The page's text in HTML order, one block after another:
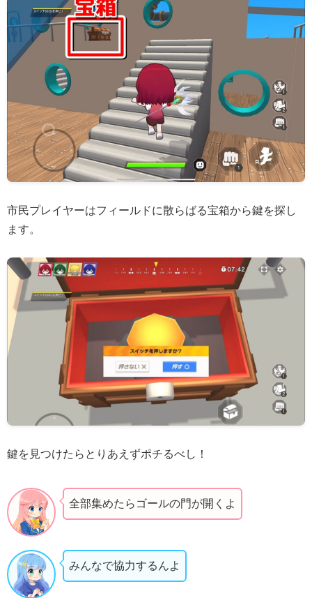
市民プレイヤーはフィールドに散らばる宝箱から鍵を探し
ます。
鍵を見つけたらとりあえずポチるべし！
全部集めたらゴールの門が開くよ
みんなで協力するんよ